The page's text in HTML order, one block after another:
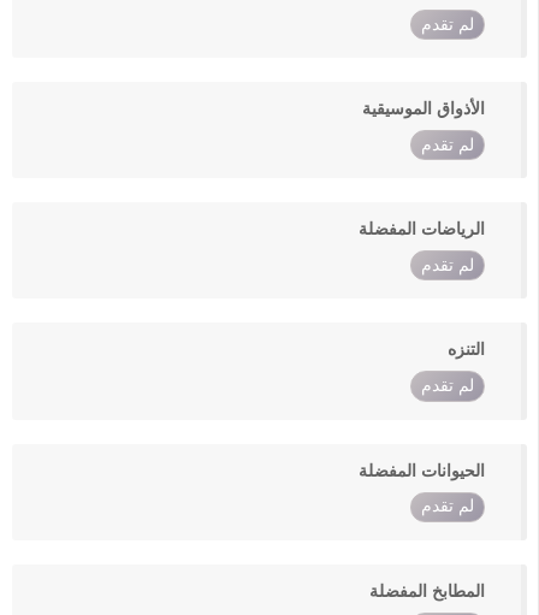
لم تقدم
الأذواق الموسيقية
لم تقدم
الرياضات المفضلة
لم تقدم
التنزه
لم تقدم
الحيوانات المفضلة
لم تقدم
المطابخ المفضلة